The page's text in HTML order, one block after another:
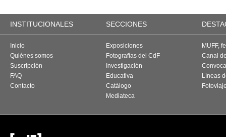
INSTITUCIONALES SECCIONES
Inicio
Quiénes somos
Suscripción
FAQ
Contacto
Exposiciones
Fotografías del CdF
Investigación
Educativa
Catálogo
Mediateca
MUFF,
Canal
Líneas